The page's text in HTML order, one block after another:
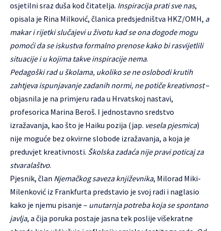
osjetilni sraz duša kod čitatelja. Inspiracija prati sve nas,
opisala je Rina Milković, članica predsjedništva HKZ/OMH, a
makar i rijetki slučajevi u životu kad se ona dogode mogu
pomoći da se iskustva formalno prenose kako bi rasvijetlili
situacije i u kojima takve inspiracije nema.
Pedagoški rad u školama, ukoliko se ne oslobodi krutih
zahtjeva ispunjavanje zadanih normi, ne potiče kreativnost–
objasnila je na primjeru rada u Hrvatskoj nastavi,
profesorica Marina Beroš. I jednostavno sredstvo
izražavanja, kao što je Haiku pozija (jap. vesela pjesmica)
nije moguće bez okvirne slobode izražavanja, a koja je
preduvjet kreativnosti. Školska zadaća nije pravi poticaj za
stvaralaštvo.
Pjesnik, član Njemačkog saveza književnika, Milorad Miki-
Milenković iz Frankfurta predstavio je svoj radi i naglasio
kako je njemu pisanje – unutarnja potreba koja se spontano
javlja, a čija poruka postaje jasna tek poslije višekratne